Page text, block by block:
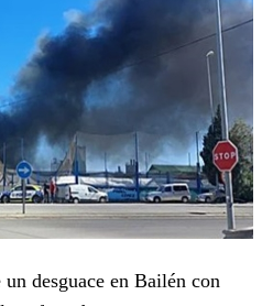
desguace en Bailén con